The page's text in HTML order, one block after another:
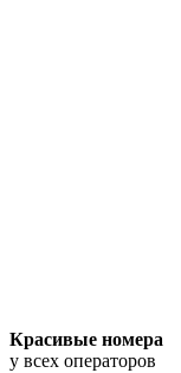
Красивые номера
у всех операторов